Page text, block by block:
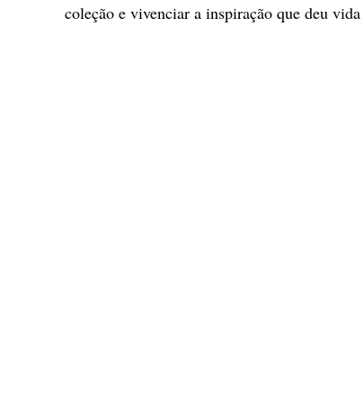
coleção e vivenciar a inspiração que deu